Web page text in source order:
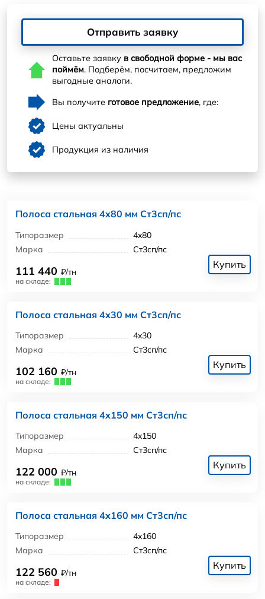
Отправить заявку
Оставьте заявку в свободной форме - мы вас
поймём. Подберём, посчитаем, предложим
выгодные аналоги.
Вы получите готовое предложение, где:
Цены актуальны
Продукция из наличия
Полоса стальная 4x80 мм Ст3сп/пс
Типоразмер
4x80
Марка
Ст3сп/пс
111 440 ₽/тн
на складе:
Купить
Полоса стальная 4x30 мм Ст3сп/пс
Типоразмер
4x30
Марка
Ст3сп/пс
102 160 ₽/тн
на складе:
Купить
Полоса стальная 4x150 мм Ст3сп/пс
Типоразмер
4x150
Марка
Ст3сп/пс
122 000 ₽/тн
на складе:
Купить
Полоса стальная 4x160 мм Ст3сп/пс
Типоразмер
4x160
Марка
Ст3сп/пс
122 560 ₽/тн
на складе:
Купить